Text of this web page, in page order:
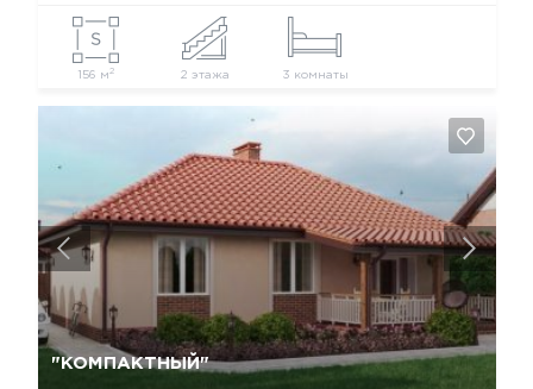
156 м2 2 этажа 3 комнаты
"КОМПАКТНЫЙ"
Да, удалить Отмена